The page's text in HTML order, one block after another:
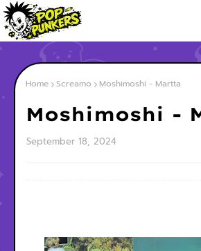
Home Screamo Moshimoshi - Martta
Moshimoshi -
September 18, 2024